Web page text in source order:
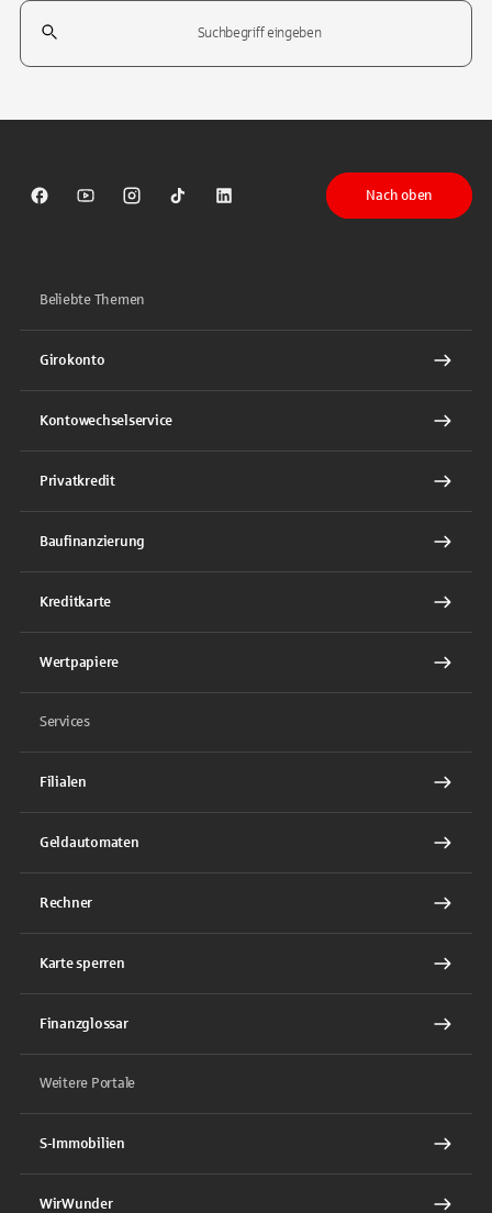
Suchfeld
Sparkasse auf Facebook
Sparkasse auf Youtube
Sparkasse auf Instagram
Sparkasse auf TikTok
Sparkasse auf LinkedIn
Nach oben
Beliebte Themen
Girokonto
Kontowechselservice
Privatkredit
Baufinanzierung
Kreditkarte
Wertpapiere
Services
Filialen
Geldautomaten
Rechner
Karte sperren
Finanzglossar
Weitere Portale
S-Immobilien
WirWunder